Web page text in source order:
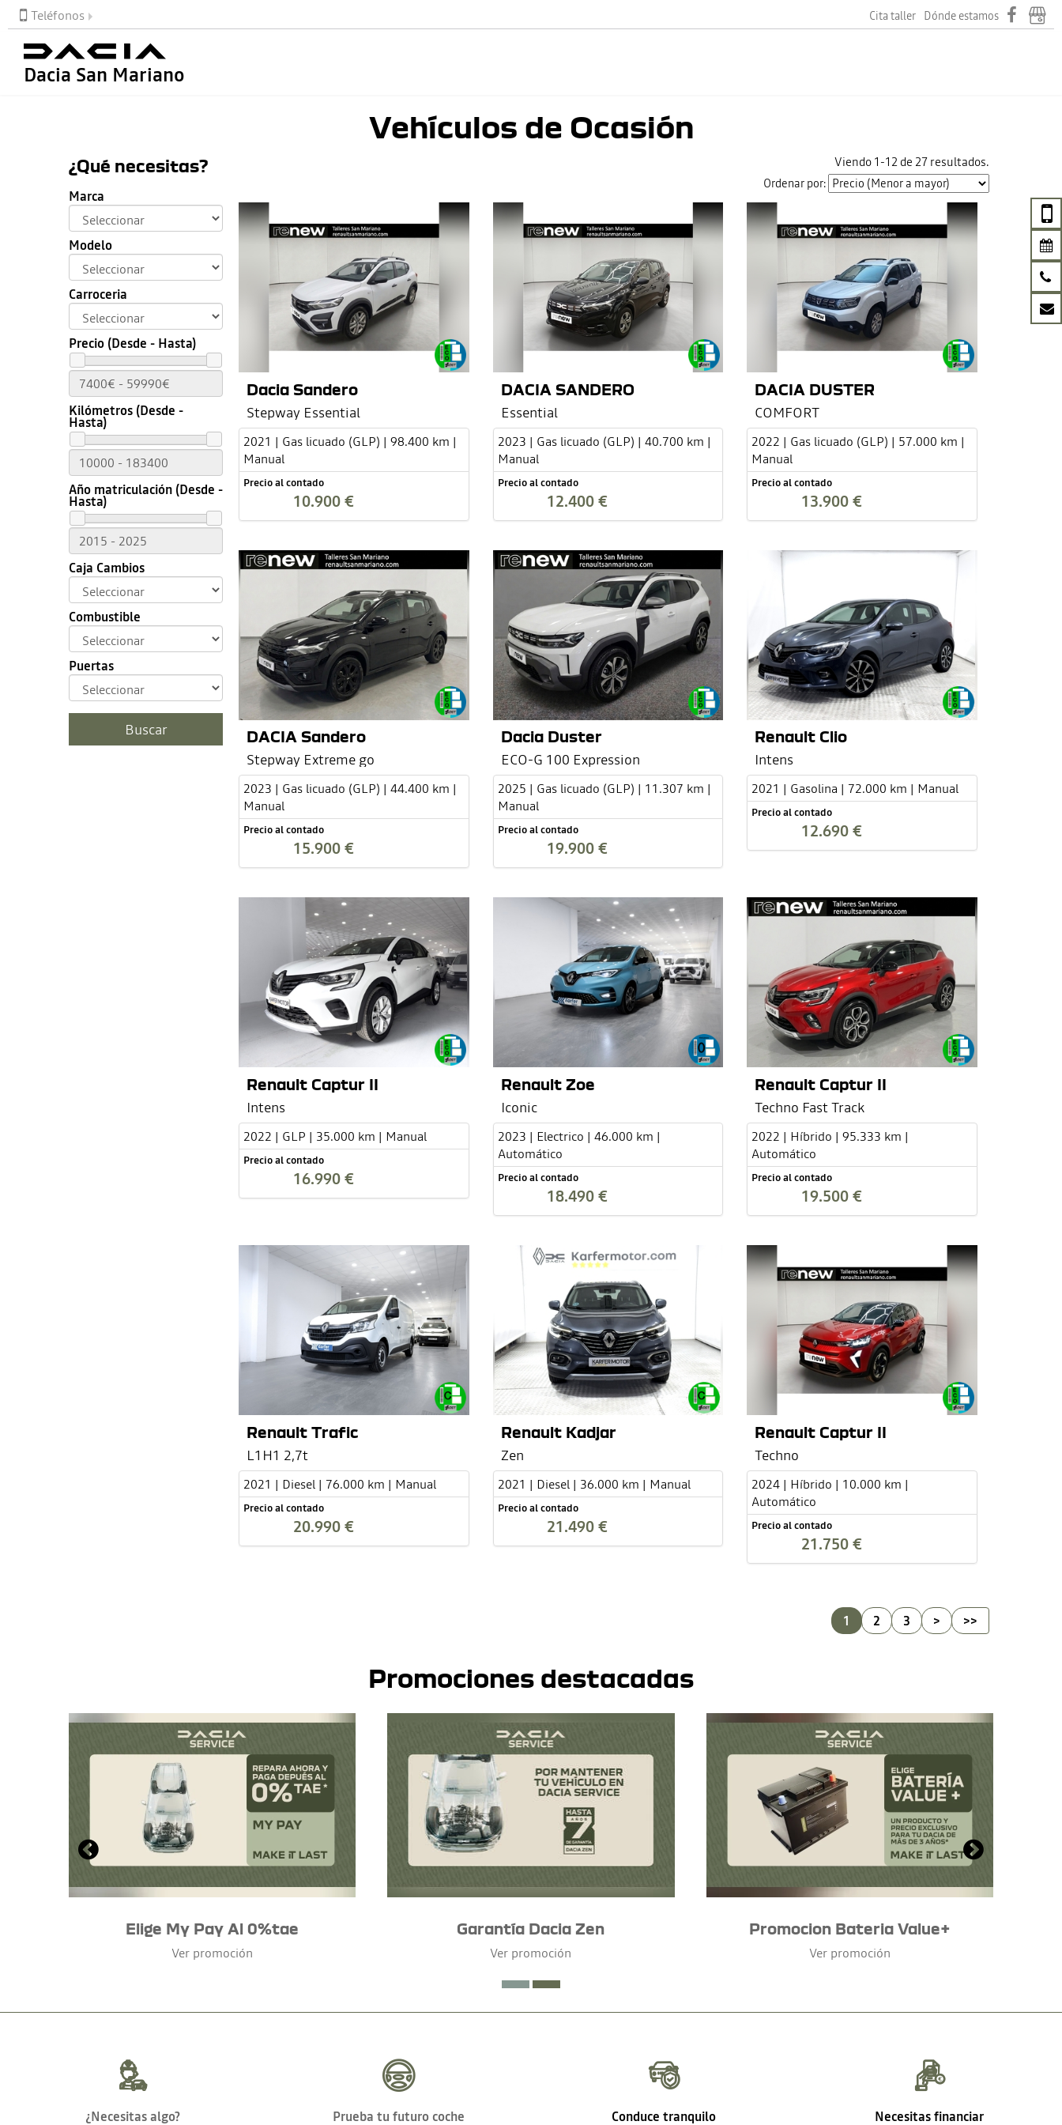
Teléfonos Cita taller Dónde estamos
Dacia San Mariano
Vehículos de Ocasión
¿Qué necesitas?
Marca
Modelo
Carroceria
Precio (Desde - Hasta)
Kilómetros (Desde -
Hasta)
Año matriculación (Desde -
Hasta)
Caja Cambios
Combustible
Puertas
Viendo 1-12 de 27 resultados.
Ordenar por:
Dacia Sandero
Stepway Essential
2021 | Gas licuado (GLP) | 98.400 km |
Manual
Precio al contado
10.900 €
DACIA SANDERO
Essential
2023 | Gas licuado (GLP) | 40.700 km |
Manual
Precio al contado
12.400 €
DACIA DUSTER
COMFORT
2022 | Gas licuado (GLP) | 57.000 km |
Manual
Precio al contado
13.900 €
DACIA Sandero
Stepway Extreme go
2023 | Gas licuado (GLP) | 44.400 km |
Manual
Precio al contado
15.900 €
Dacia Duster
ECO-G 100 Expression
2025 | Gas licuado (GLP) | 11.307 km |
Manual
Precio al contado
19.900 €
Renault Clio
Intens
2021 | Gasolina | 72.000 km | Manual
Precio al contado
12.690 €
Renault Captur II
Intens
2022 | GLP | 35.000 km | Manual
Precio al contado
16.990 €
Renault Zoe
Iconic
2023 | Electrico | 46.000 km |
Automático
Precio al contado
18.490 €
Renault Captur II
Techno Fast Track
2022 | Híbrido | 95.333 km |
Automático
Precio al contado
19.500 €
Renault Trafic
L1H1 2,7t
2021 | Diesel | 76.000 km | Manual
Precio al contado
20.990 €
Renault Kadjar
Zen
2021 | Diesel | 36.000 km | Manual
Precio al contado
21.490 €
Renault Captur II
Techno
2024 | Híbrido | 10.000 km |
Automático
Precio al contado
21.750 €
1 2 3 > >>
Promociones destacadas
Elige My Pay Al 0%tae
Ver promoción
Garantía Dacia Zen
Ver promoción
Promocion Bateria Value+
Ver promoción
¿Necesitas algo? Prueba tu futuro coche Conduce tranquilo Necesitas financiar